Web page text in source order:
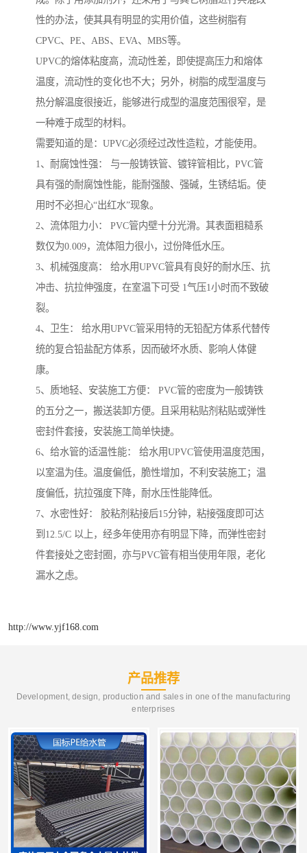
性的办法，使其具有明显的实用价值，这些树脂有
CPVC、PE、ABS、EVA、MBS等。
UPVC的熔体粘度高，流动性差，即使提高压力和熔体
温度，流动性的变化也不大；另外，树脂的成型温度与
热分解温度很接近，能够进行成型的温度范围很窄，是
一种难于成型的材料。
需要知道的是：UPVC必须经过改性造粒，才能使用。
1、耐腐蚀性强： 与一般铸铁管、镀锌管相比，PVC管
具有强的耐腐蚀性能，能耐强酸、强碱，生锈结垢。使
用时不必担心“出红水”现象。
2、流体阻力小： PVC管内壁十分光滑。其表面粗糙系
数仅为0.009，流体阻力很小，过份降低水压。
3、机械强度高： 给水用UPVC管具有良好的耐水压、抗
冲击、抗拉伸强度，在室温下可受 1气压1小时而不致破
裂。
4、卫生： 给水用UPVC管采用特的无铅配方体系代替传
统的复合铅盐配方体系，因而破坏水质、影响人体健
康。
5、质地轻、安装施工方便： PVC管的密度为一般铸铁
的五分之一，搬送装卸方便。且采用粘贴剂粘贴或弹性
密封件套接，安装施工简单快捷。
6、给水管的适温性能： 给水用UPVC管使用温度范围，
以室温为佳。温度偏低，脆性增加，不利安装施工；温
度偏低，抗拉强度下降，耐水压性能降低。
7、水密性好： 胶粘剂粘接后15分钟，粘接强度即可达
到12.5/C 以上，经多年使用亦有明显下降，而弹性密封
件套接处之密封圈，亦与PVC管有相当使用年限，老化
漏水之虑。
http://www.yjf168.com
产品推荐
Development, design, production and sales in one of the manufacturing
enterprises